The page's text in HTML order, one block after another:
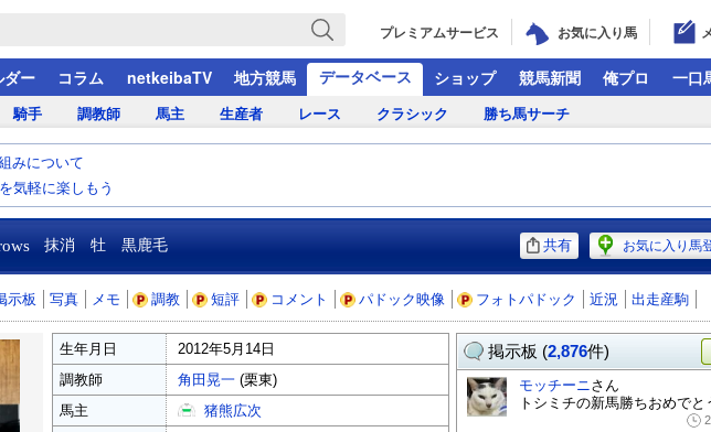
プレミアムサービス お気に入り馬
ー コラム netkeibaTV 地方競馬 データベース ショップ 競馬新聞 俺プロ 一口
騎手 調教師 馬主 生産者 レース クラシック 勝ち馬サーチ
みについて
気軽に楽しもう
抹消 牡 黒鹿毛 共有 お気に入り馬
示板 写真 メモ 調教 短評 コメント パドック映像 フォトパドック 近況 出走産駒
生年月日
2012年5月14日
調教師
角田晃一 (栗東)
馬主
猪熊広次
掲示板 (2,876件)
モッチーニさん